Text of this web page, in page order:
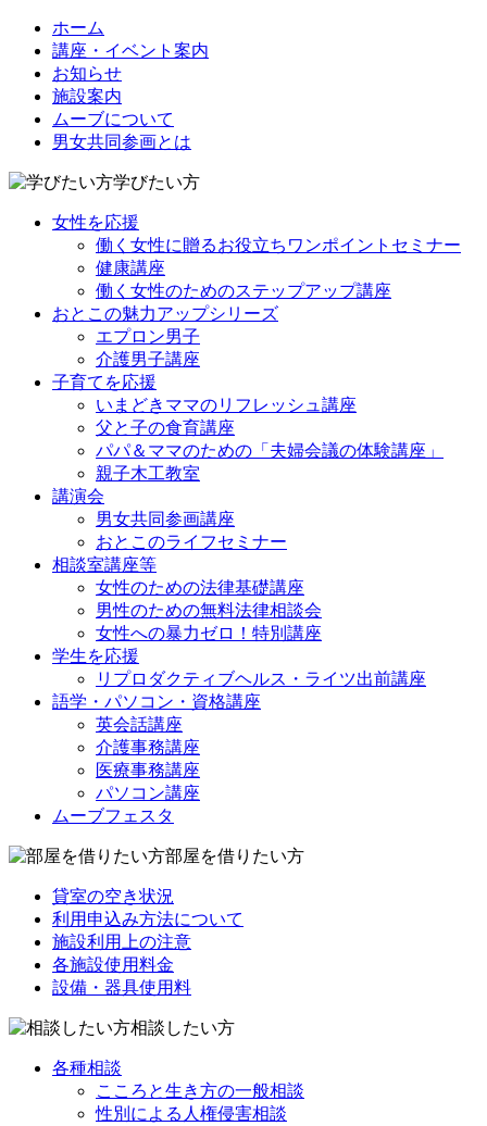
ホーム
講座・イベント案内
お知らせ
施設案内
ムーブについて
男女共同参画とは
学びたい方
女性を応援
働く女性に贈るお役立ちワンポイントセミナー
健康講座
働く女性のためのステップアップ講座
おとこの魅力アップシリーズ
エプロン男子
介護男子講座
子育てを応援
いまどきママのリフレッシュ講座
父と子の食育講座
パパ＆ママのための「夫婦会議の体験講座」
親子木工教室
講演会
男女共同参画講座
おとこのライフセミナー
相談室講座等
女性のための法律基礎講座
男性のための無料法律相談会
女性への暴力ゼロ！特別講座
学生を応援
リプロダクティブヘルス・ライツ出前講座
語学・パソコン・資格講座
英会話講座
介護事務講座
医療事務講座
パソコン講座
ムーブフェスタ
部屋を借りたい方
貸室の空き状況
利用申込み方法について
施設利用上の注意
各施設使用料金
設備・器具使用料
相談したい方
各種相談
こころと生き方の一般相談
性別による人権侵害相談